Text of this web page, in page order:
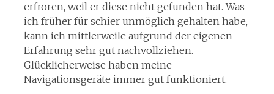
erfroren, weil er diese nicht gefunden hat. Was
ich früher für schier unmöglich gehalten habe,
kann ich mittlerweile aufgrund der eigenen
Erfahrung sehr gut nachvollziehen.
Glücklicherweise haben meine
Navigationsgeräte immer gut funktioniert.